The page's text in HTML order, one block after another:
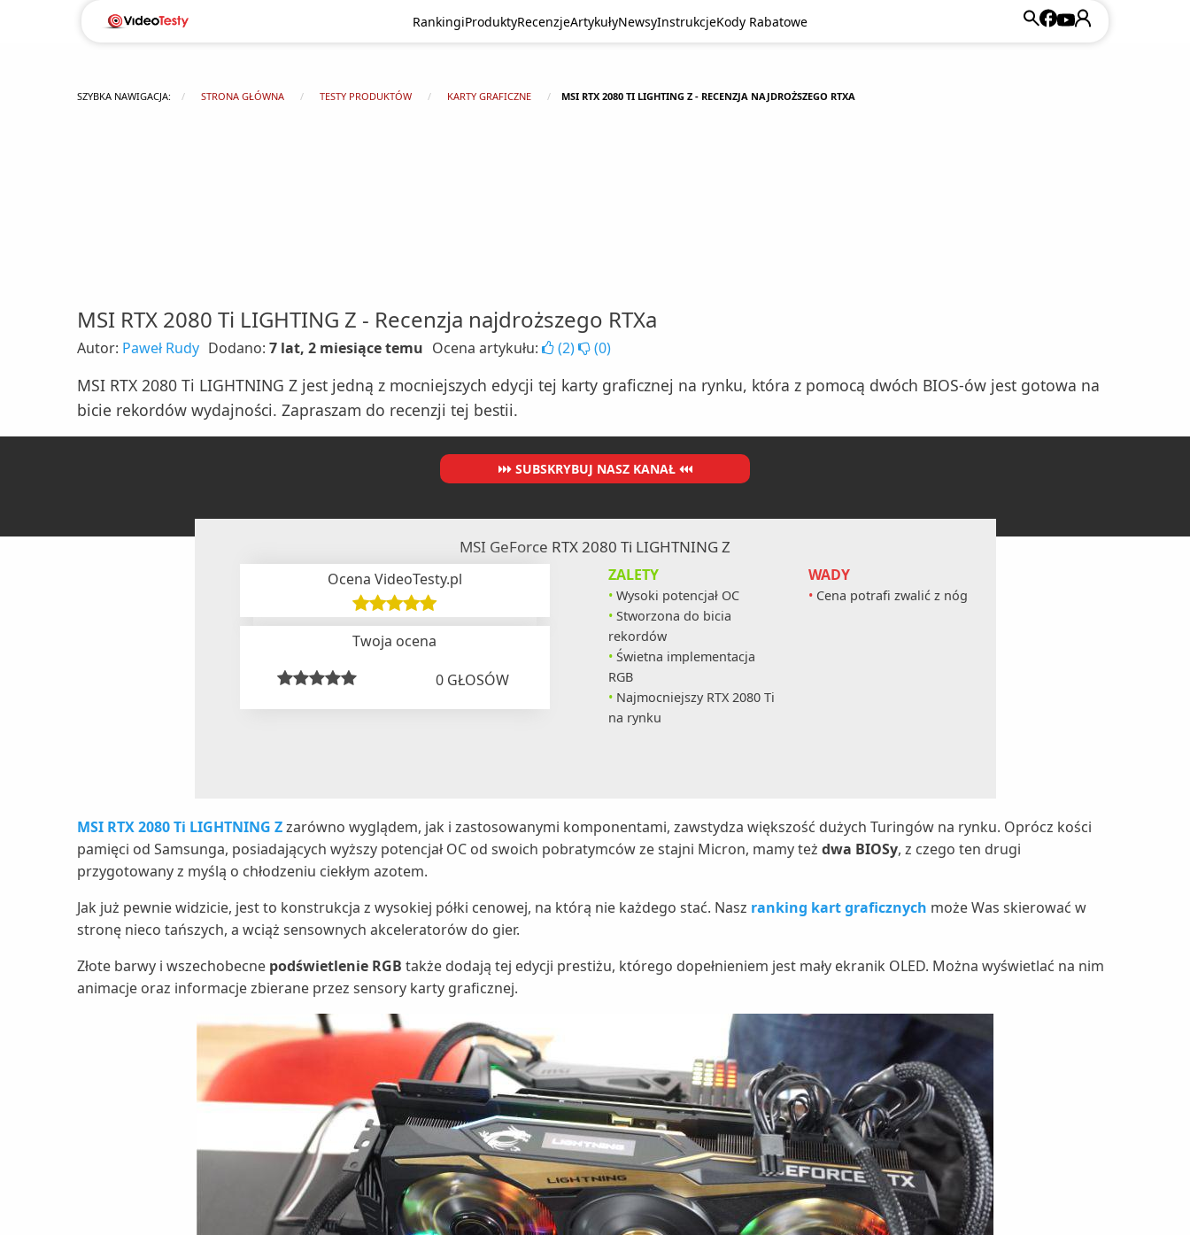
RankingiProduktyRecenzjeArtykułyNewsyInstrukcjeKody Rabatowe
SZYBKA NAWIGACJA: STRONA GŁÓWNA TESTY PRODUKTÓW KARTY GRAFICZNE MSI RTX 2080 TI LIGHTING Z - RECENZJA NAJDROŻSZEGO RTXA
MSI RTX 2080 Ti LIGHTING Z - Recenzja najdroższego RTXa
Autor: Paweł Rudy Dodano: 7 lat, 2 miesiące temu Ocena artykułu: (2) (0)
MSI RTX 2080 Ti LIGHTNING Z jest jedną z mocniejszych edycji tej karty graficznej na rynku, która z pomocą dwóch BIOS-ów jest gotowa na
bicie rekordów wydajności. Zapraszam do recenzji tej bestii.
SUBSKRYBUJ NASZ KANAŁ
MSI GeForce RTX 2080 Ti LIGHTNING Z
Ocena VideoTesty.pl
Twoja ocena
0GŁOSÓW
ZALETY
Wysoki potencjał OC
Stworzona do bicia
rekordów
Świetna implementacja
RGB
Najmocniejszy RTX 2080 Ti
na rynku
WADY
Cena potrafi zwalić z nóg
MSI RTX 2080 Ti LIGHTNING Zzarówno wyglądem, jak i zastosowanymi komponentami, zawstydza większość dużych Turingów na rynku. Oprócz kości
pamięci od Samsunga, posiadających wyższy potencjał OC od swoich pobratymców ze stajni Micron, mamy też dwa BIOSy, z czego ten drugi
przygotowany z myślą o chłodzeniu ciekłym azotem.
Jak już pewnie widzicie, jest to konstrukcja z wysokiej półki cenowej, na którą nie każdego stać. Nasz ranking kart graficznych może Was skierować w
stronę nieco tańszych, a wciąż sensownych akceleratorów do gier.
Złote barwy i wszechobecne podświetlenie RGB także dodają tej edycji prestiżu, którego dopełnieniem jest mały ekranik OLED. Można wyświetlać na nim
animacje oraz informacje zbierane przez sensory karty graficznej.